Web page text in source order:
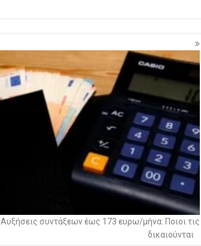
Αυξήσεις συντάξεων έως 173 ευρω/μήνα: Ποιοι τις
δικαιούνται